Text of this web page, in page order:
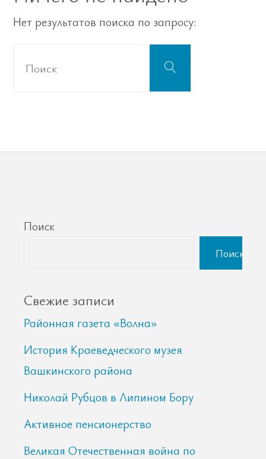
Нет результатов поиска по запросу:
Поиск
Поиск
Поиск
Свежие записи
Районная газета «Волна»
История Краеведческого музея
Вашкинского района
Николай Рубцов в Липином Бору
Активное пенсионерство
Великая Отечественная война по